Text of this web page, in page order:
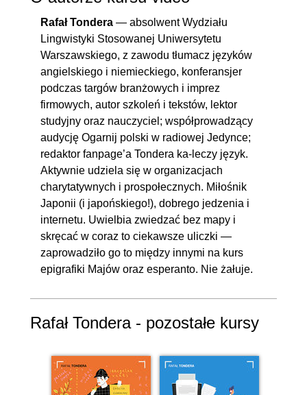
Rafał Tondera — absolwent Wydziału
Lingwistyki Stosowanej Uniwersytetu
Warszawskiego, z zawodu tłumacz języków
angielskiego i niemieckiego, konferansjer
podczas targów branżowych i imprez
firmowych, autor szkoleń i tekstów, lektor
studyjny oraz nauczyciel; współprowadzący
audycję Ogarnij polski w radiowej Jedynce;
redaktor fanpage’a Tondera ka-leczy język.
Aktywnie udziela się w organizacjach
charytatywnych i prospołecznych. Miłośnik
Japonii (i japońskiego!), dobrego jedzenia i
internetu. Uwielbia zwiedzać bez mapy i
skręcać w coraz to ciekawsze uliczki —
zaprowadziło go to między innymi na kurs
epigrafiki Majów oraz esperanto. Nie żałuje.
Rafał Tondera - pozostałe kursy